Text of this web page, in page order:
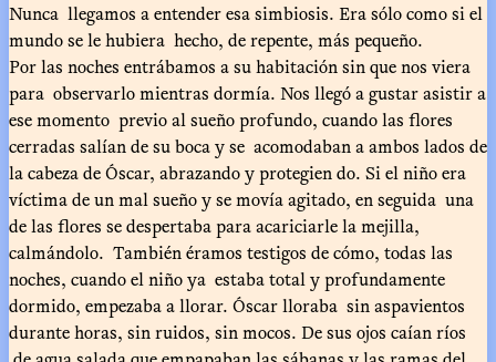
Nunca llegamos a entender esa simbiosis. Era sólo como si el
mundo se le hubiera hecho, de repente, más pequeño.
Por las noches entrábamos a su habitación sin que nos viera
para observarlo mientras dormía. Nos llegó a gustar asistir a
ese momento previo al sueño profundo, cuando las flores
cerradas salían de su boca y se acomodaban a ambos lados de
la cabeza de Óscar, abrazando y protegien do. Si el niño era
víctima de un mal sueño y se movía agitado, en seguida una
de las flores se despertaba para acariciarle la mejilla,
calmándolo. También éramos testigos de cómo, todas las
noches, cuando el niño ya estaba total y profundamente
dormido, empezaba a llorar. Óscar lloraba sin aspavientos
durante horas, sin ruidos, sin mocos. De sus ojos caían ríos